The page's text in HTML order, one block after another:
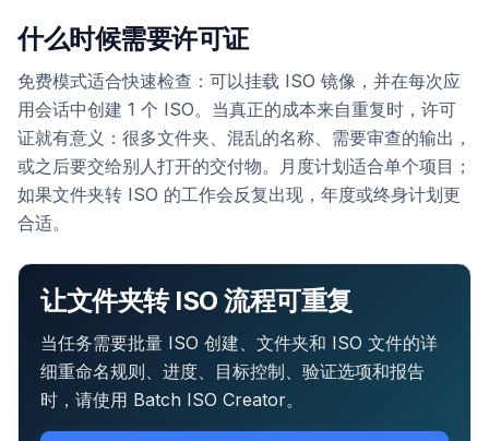
什么时候需要许可证
免费模式适合快速检查：可以挂载 ISO 镜像，并在每次应
用会话中创建 1 个 ISO。当真正的成本来自重复时，许可
证就有意义：很多文件夹、混乱的名称、需要审查的输出，
或之后要交给别人打开的交付物。月度计划适合单个项目；
如果文件夹转 ISO 的工作会反复出现，年度或终身计划更
合适。
让文件夹转 ISO 流程可重复
当任务需要批量 ISO 创建、文件夹和 ISO 文件的详
细重命名规则、进度、目标控制、验证选项和报告
时，请使用 Batch ISO Creator。